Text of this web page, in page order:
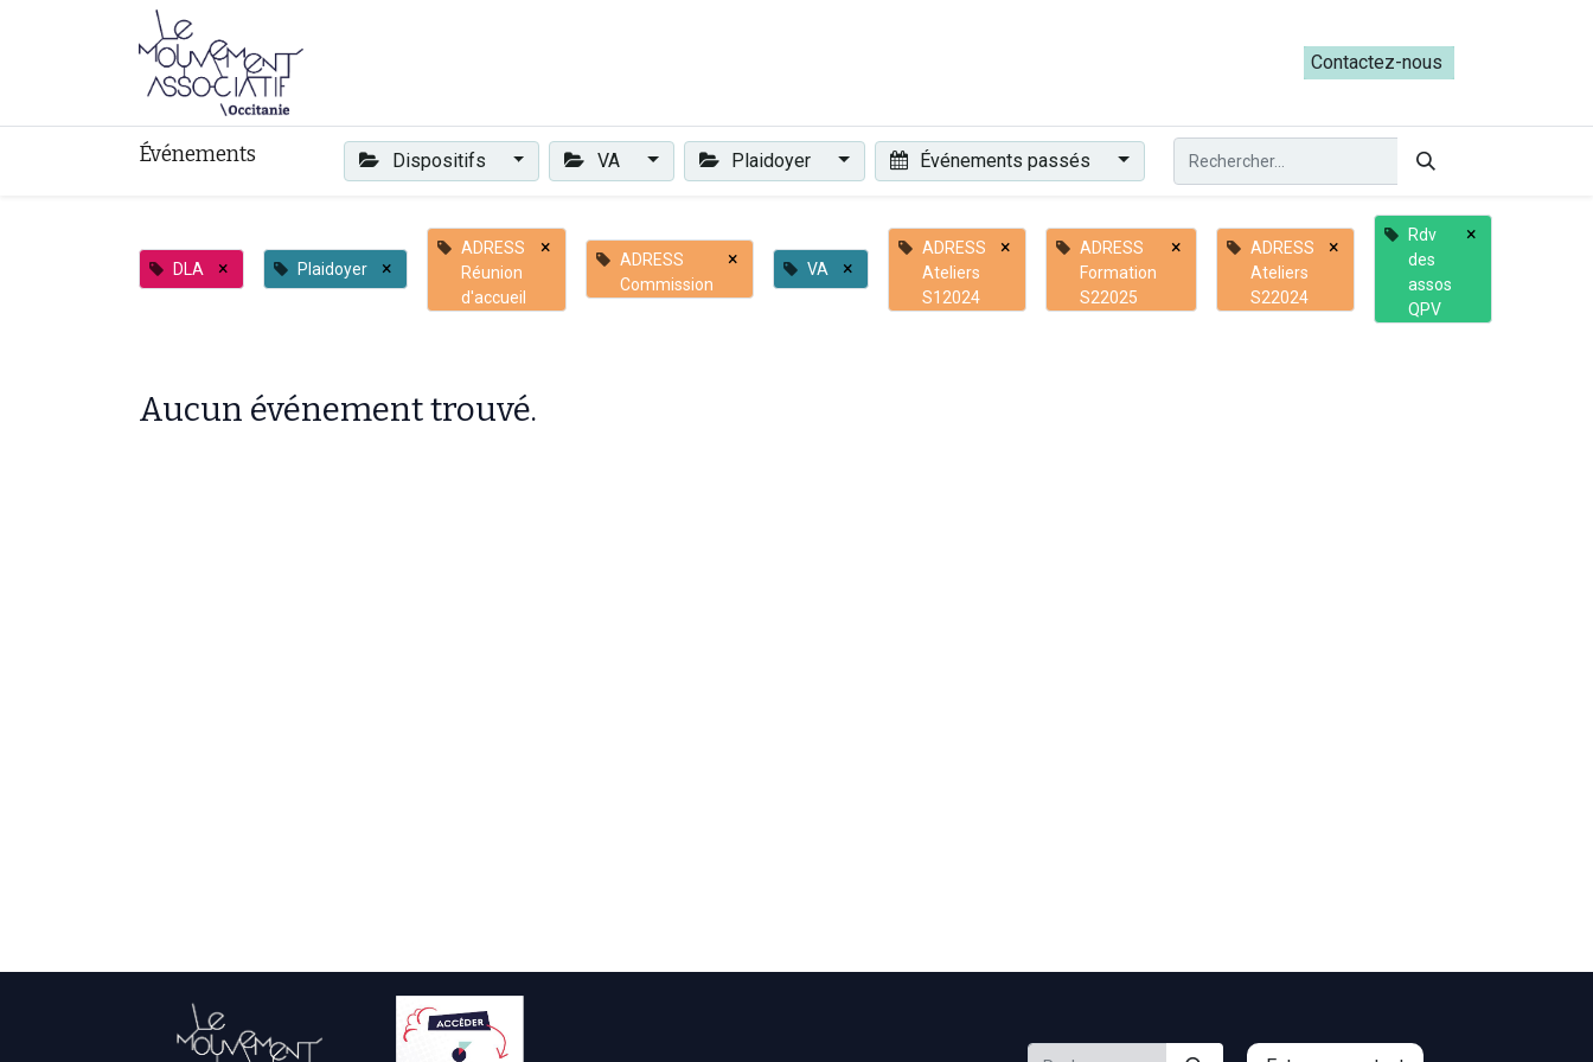
Les ateliers du Parcours ADRESS [mai-juin 2026]
Contactez-nous​​
Événements Dispositifs VA Plaidoyer Événements passés
DLA × Plaidoyer ×
ADRESS
Réunion
d'accueil
×
ADRESS
Commission
× VA ×
ADRESS
Ateliers
S12024
×
ADRESS
Formation
S22025
×
ADRESS
Ateliers
S22024
×
Rdv
des
assos
QPV
×
Aucun événement trouvé.